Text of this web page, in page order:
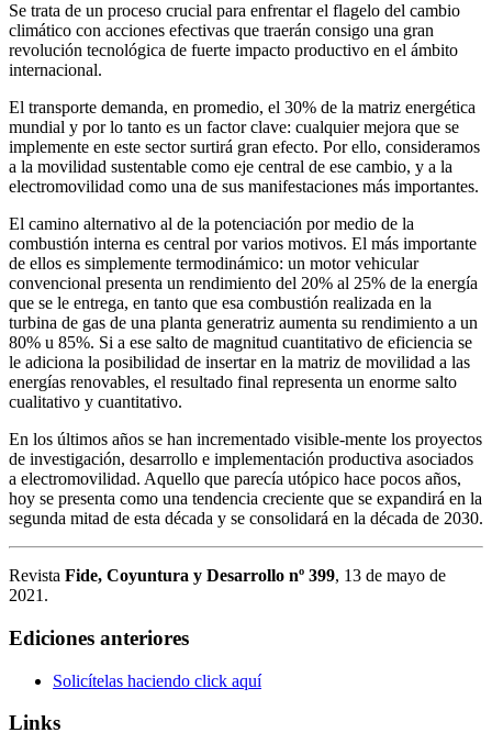
Se trata de un proceso crucial para enfrentar el flagelo del cambio
climático con acciones efectivas que traerán consigo una gran
revolución tecnológica de fuerte impacto productivo en el ámbito
internacional.
El transporte demanda, en promedio, el 30% de la matriz energética
mundial y por lo tanto es un factor clave: cualquier mejora que se
implemente en este sector surtirá gran efecto. Por ello, consideramos
a la movilidad sustentable como eje central de ese cambio, y a la
electromovilidad como una de sus manifestaciones más importantes.
El camino alternativo al de la potenciación por medio de la
combustión interna es central por varios motivos. El más importante
de ellos es simplemente termodinámico: un motor vehicular
convencional presenta un rendimiento del 20% al 25% de la energía
que se le entrega, en tanto que esa combustión realizada en la
turbina de gas de una planta generatriz aumenta su rendimiento a un
80% u 85%. Si a ese salto de magnitud cuantitativo de eficiencia se
le adiciona la posibilidad de insertar en la matriz de movilidad a las
energías renovables, el resultado final representa un enorme salto
cualitativo y cuantitativo.
En los últimos años se han incrementado visible-mente los proyectos
de investigación, desarrollo e implementación productiva asociados
a electromovilidad. Aquello que parecía utópico hace pocos años,
hoy se presenta como una tendencia creciente que se expandirá en la
segunda mitad de esta década y se consolidará en la década de 2030.
Revista Fide, Coyuntura y Desarrollo nº 399, 13 de mayo de
2021.
Ediciones anteriores
Solicítelas haciendo click aquí
Links